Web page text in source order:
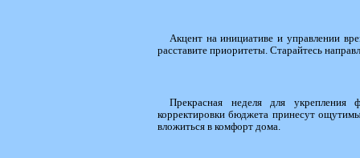
Акцент на инициативе и управлении
расставите приоритеты. Старайтесь
Прекрасная неделя для укрепления
корректировки бюджета принесут
вложиться в комфорт дома.